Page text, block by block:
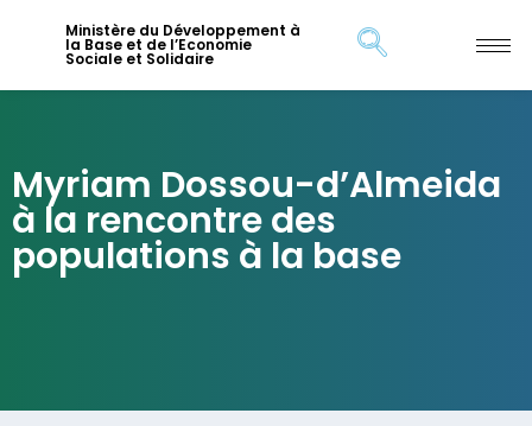
Ministère du Développement à
la Base et de l’Economie
Sociale et Solidaire
Myriam Dossou-d’Almeida
à la rencontre des
populations à la base